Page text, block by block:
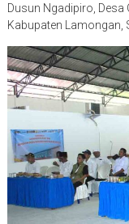
Dusun Ngadipiro, Desa
Kabupaten Lamongan,